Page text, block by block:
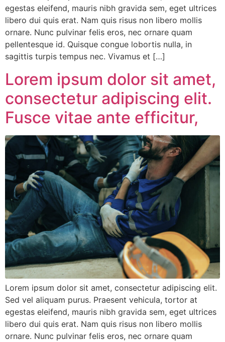
egestas eleifend, mauris nibh gravida sem, eget ultrices
libero dui quis erat. Nam quis risus non libero mollis
ornare. Nunc pulvinar felis eros, nec ornare quam
pellentesque id. Quisque congue lobortis nulla, in
sagittis turpis tempus nec. Vivamus et […]
Lorem ipsum dolor sit amet,
consectetur adipiscing elit.
Fusce vitae ante efficitur,
Lorem ipsum dolor sit amet, consectetur adipiscing elit.
Sed vel aliquam purus. Praesent vehicula, tortor at
egestas eleifend, mauris nibh gravida sem, eget ultrices
libero dui quis erat. Nam quis risus non libero mollis
ornare. Nunc pulvinar felis eros, nec ornare quam